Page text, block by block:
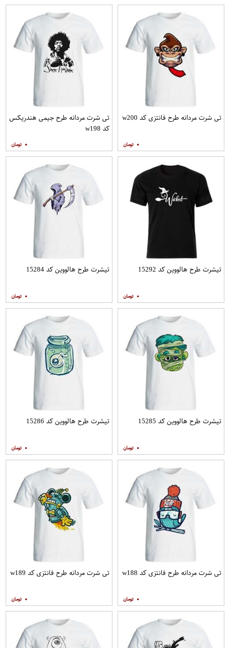
تی شرت مردانه طرح فانتزی کد w200
۰
تی شرت مردانه طرح جیمی هندریکس
کد w198
۰
تیشرت طرح هالووین کد 15292
۰
تیشرت طرح هالووین کد 15284
۰
تیشرت طرح هالووین کد 15285
۰
تیشرت طرح هالووین کد 15286
۰
تی شرت مردانه طرح فانتزی کد w188
۰
تی شرت مردانه طرح فانتزی کد w189
۰